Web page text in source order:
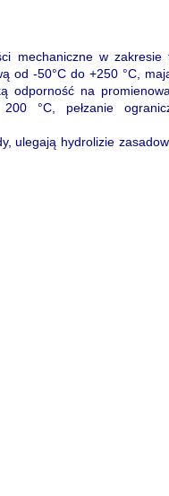
mechaniczne w
od -50°C do +250 °C,
odporność na
°C, pełzanie
ulegają hydrolizie